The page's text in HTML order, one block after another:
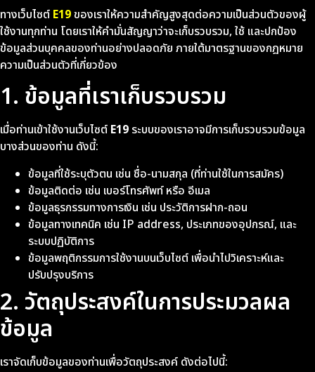
ทางเว็บไซต์ E19ของเราให้ความสำคัญสูงสุดต่อความเป็นส่วนตัวของผู้
ใช้งานทุกท่าน โดยเราให้คำมั่นสัญญาว่าจะเก็บรวบรวม, ใช้ และปกป้อง
ข้อมูลส่วนบุคคลของท่านอย่างปลอดภัย ภายใต้มาตรฐานของกฎหมาย
ความเป็นส่วนตัวที่เกี่ยวข้อง
1. ข้อมูลที่เราเก็บรวบรวม
เมื่อท่านเข้าใช้งานเว็บไซต์ E19 ระบบของเราอาจมีการเก็บรวบรวมข้อมูล
บางส่วนของท่าน ดังนี้:
ข้อมูลที่ใช้ระบุตัวตน เช่น ชื่อ-นามสกุล (ที่ท่านใช้ในการสมัคร)
ข้อมูลติดต่อ เช่น เบอร์โทรศัพท์ หรือ อีเมล
ข้อมูลธุรกรรมทางการเงิน เช่น ประวัติการฝาก-ถอน
ข้อมูลทางเทคนิค เช่น IP address, ประเภทของอุปกรณ์, และ
ระบบปฏิบัติการ
ข้อมูลพฤติกรรมการใช้งานบนเว็บไซต์ เพื่อนำไปวิเคราะห์และ
ปรับปรุงบริการ
2. วัตถุประสงค์ในการประมวลผล
ข้อมูล
เราจัดเก็บข้อมูลของท่านเพื่อวัตถุประสงค์ ดังต่อไปนี้: